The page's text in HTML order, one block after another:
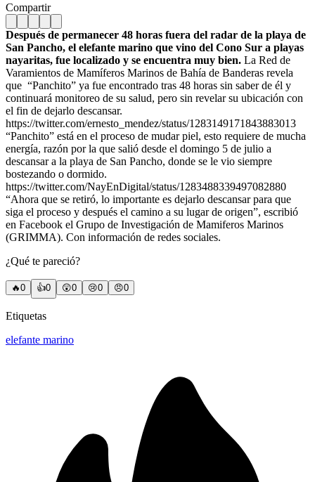
Compartir
Después de permanecer 48 horas fuera del radar de la playa de
San Pancho, el elefante marino que vino del Cono Sur a playas
nayaritas, fue localizado y se encuentra muy bien. La Red de
Varamientos de Mamíferos Marinos de Bahía de Banderas revela
que “Panchito” ya fue encontrado tras 48 horas sin saber de él y
continuará monitoreo de su salud, pero sin revelar su ubicación con
el fin de dejarlo descansar.
https://twitter.com/ernesto_mendez/status/1283149171843883013
“Panchito” está en el proceso de mudar piel, esto requiere de mucha
energía, razón por la que salió desde el domingo 5 de julio a
descansar a la playa de San Pancho, donde se le vio siempre
bostezando o dormido.
https://twitter.com/NayEnDigital/status/1283488339497082880
“Ahora que se retiró, lo importante es dejarlo descansar para que
siga el proceso y después el camino a su lugar de origen”, escribió
en Facebook el Grupo de Investigación de Mamiferos Marinos
(GRIMMA). Con información de redes sociales.
¿Qué te pareció?
🔥0 👍0 😲0 😢0 😠0
Etiquetas
elefante marino